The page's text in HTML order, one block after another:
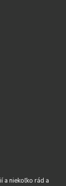
a niekoľko rád a